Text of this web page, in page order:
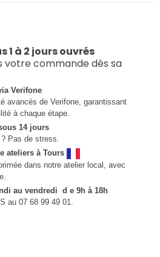
1 à 2 jours ouvrés
votre commande dès sa
Verifone
avancés de Verifone, garantissant
à chaque étape.
14 jours
? Pas de stress.
ateliers à Tours
dans notre atelier local, avec
au vendredi d e 9h à 18h
au 07 68 99 49 01.